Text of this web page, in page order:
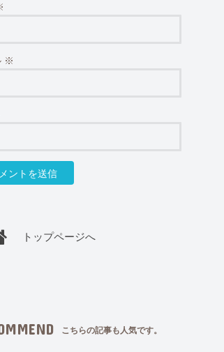
※
トップページへ
こちらの記事も人気です。